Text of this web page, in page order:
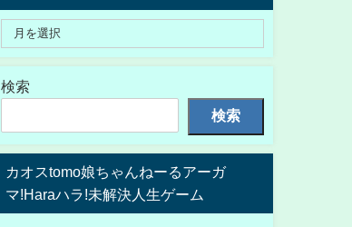
検索
検索
カオスtomo娘ちゃんねーるアーガ
マ!Haraハラ!未解決人生ゲーム